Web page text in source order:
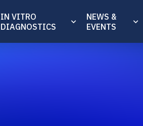
IN VITRO
DIAGNOSTICS
NEWS &
EVENTS